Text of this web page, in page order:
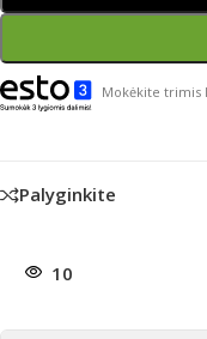
Mokėkite trimis
Palyginkite
10